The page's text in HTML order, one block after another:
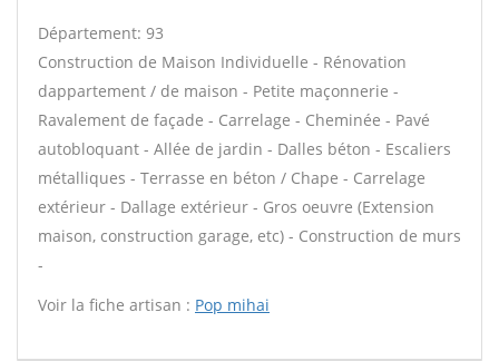
Département: 93
Construction de Maison Individuelle - Rénovation
dappartement / de maison - Petite maçonnerie -
Ravalement de façade - Carrelage - Cheminée - Pavé
autobloquant - Allée de jardin - Dalles béton - Escaliers
métalliques - Terrasse en béton / Chape - Carrelage
extérieur - Dallage extérieur - Gros oeuvre (Extension
maison, construction garage, etc) - Construction de murs
-
Voir la fiche artisan : Pop mihai